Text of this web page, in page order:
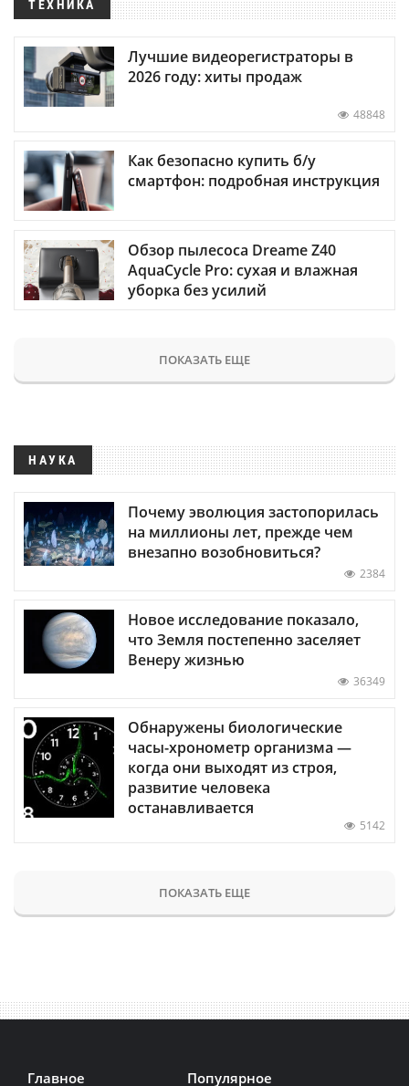
ТЕХНИКА
Лучшие видеорегистраторы в
2026 году: хиты продаж
48848
Как безопасно купить б/у
смартфон: подробная инструкция
Обзор пылесоса Dreame Z40
AquaCycle Pro: сухая и влажная
уборка без усилий
ПОКАЗАТЬ ЕЩЕ
НАУКА
Почему эволюция застопорилась
на миллионы лет, прежде чем
внезапно возобновиться?
2384
Новое исследование показало,
что Земля постепенно заселяет
Венеру жизнью
36349
Обнаружены биологические
часы-хронометр организма —
когда они выходят из строя,
развитие человека
останавливается
5142
ПОКАЗАТЬ ЕЩЕ
Главное Популярное